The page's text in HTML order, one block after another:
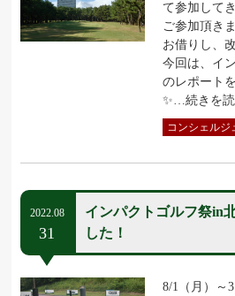
て参加して
ご参加頂き
お借りし、
今回は、イ
のレポート
✨…続きを
コンシェルジ
2022.08
31
インパクトゴルフ祭in
した！
8/1（月）～